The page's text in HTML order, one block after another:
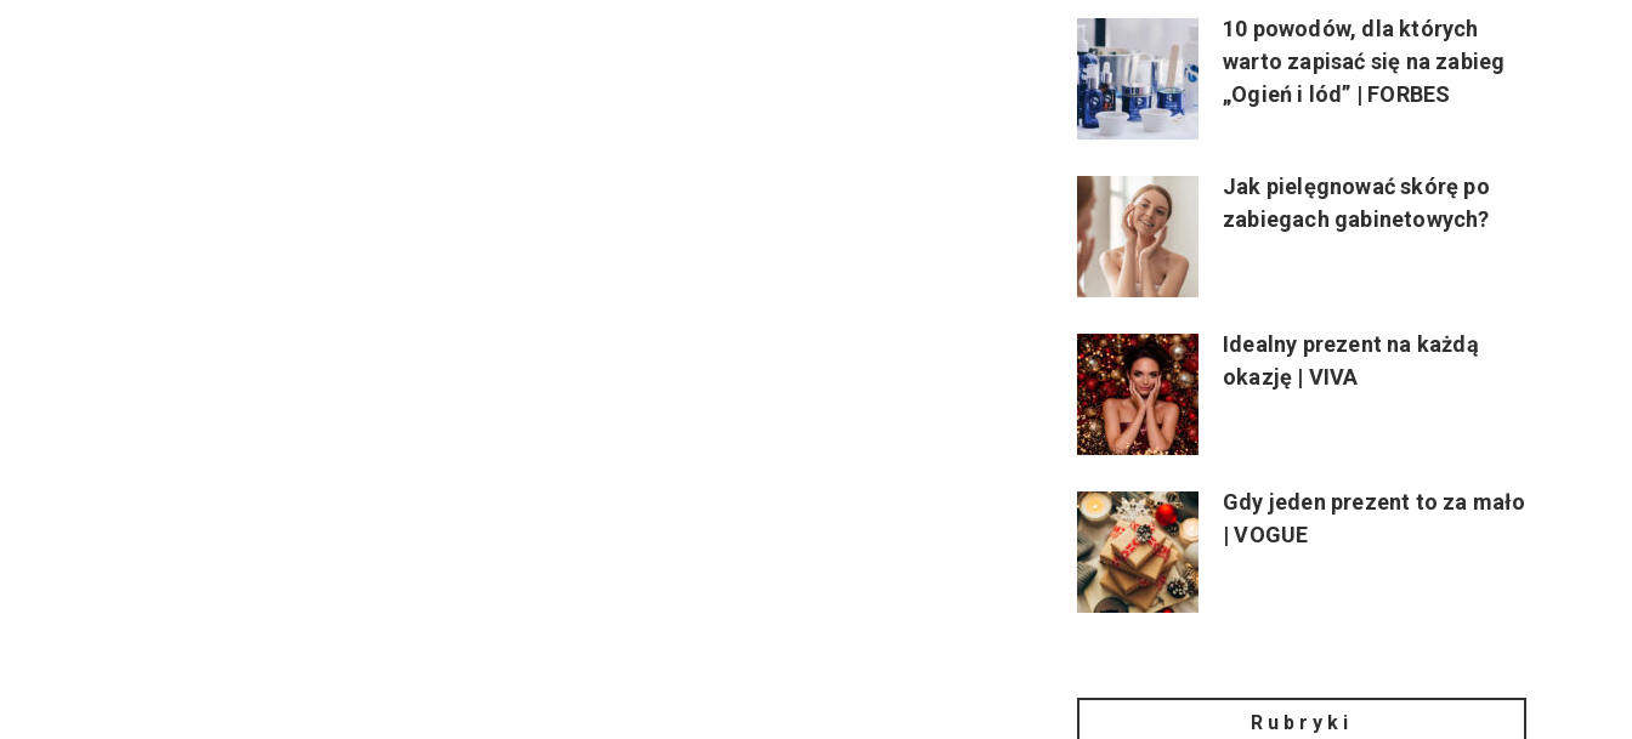
10 powodów, dla których
warto zapisać się na zabieg
„Ogień i lód” | FORBES
Jak pielęgnować skórę po
zabiegach gabinetowych?
Idealny prezent na każdą
okazję | VIVA
Gdy jeden prezent to za mało
| VOGUE
Rubryki